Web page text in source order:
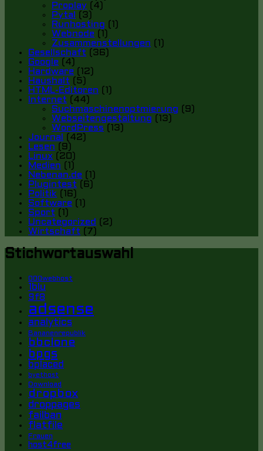
Proplay (4)
Pytal
(3)
Runhosting (1)
Webnode (1)
Zusammenstellungen (1)
Gesellschaft (36)
Google (4)
Hardware (12)
Haushalt (5)
HTML-Editoren (1)
Internet (44)
Suchmaschinenoptmierung (9)
Webseitengestaltung (13)
WordPress (13)
Journal
(42)
Lesen (9)
Linux (20)
Medien (1)
Nebenan.de (1)
Plugintest (6)
Politik (16)
Software (1)
Sport (1)
Uncategorized
(2)
Wirtschaft (7)
Stichwortauswahl
000webhost
1blu
9f8
adsense
analytics
Bananenrepublik
bbclone
bpgs
bplaced
byethost
Download
dropbox
droppages
failban
flatfile
Frauen
host4free